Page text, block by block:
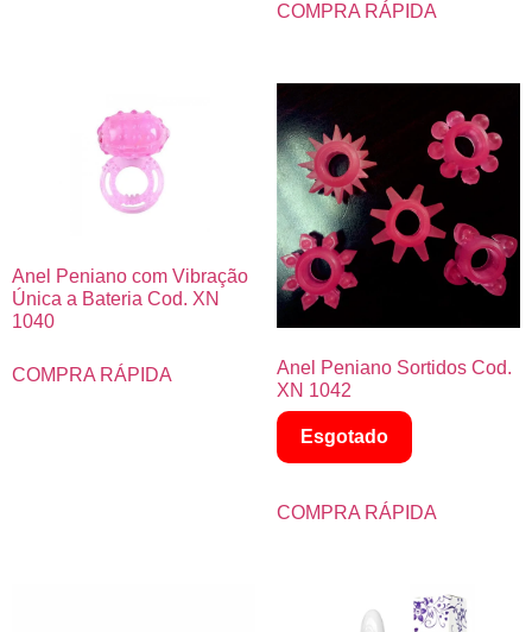
COMPRA RÁPIDA
Anel Peniano com Vibração
Única a Bateria Cod. XN
1040
COMPRA RÁPIDA
Anel Peniano Sortidos Cod.
XN 1042
Esgotado
COMPRA RÁPIDA